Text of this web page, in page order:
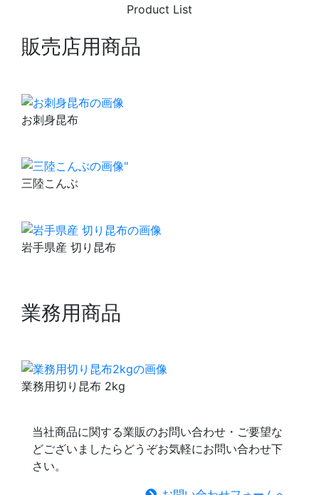
Product List
販売店用商品
お刺身昆布
三陸こんぶ
岩手県産 切り昆布
業務用商品
業務用切り昆布 2kg
当社商品に関する業販のお問い合わせ・ご要望な
どございましたらどうぞお気軽にお問い合わせ下
さい。